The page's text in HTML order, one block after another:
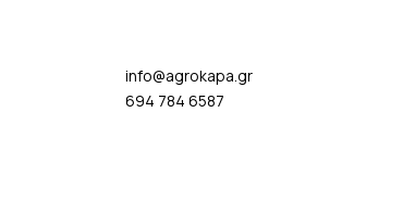
info@agrokapa.gr
694 784 6587